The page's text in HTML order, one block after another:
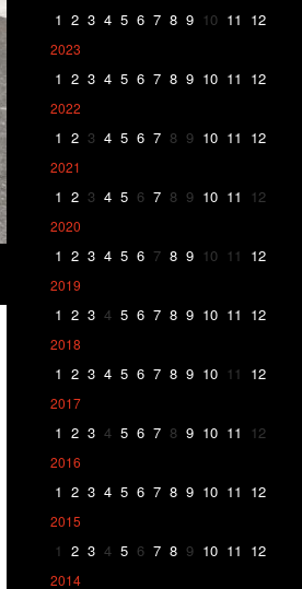
1 2 3 4 5 6 7 8 9 10 11 12
2023
1 2 3 4 5 6 7 8 9 10 11 12
2022
1 2 3 4 5 6 7 8 9 10 11 12
2021
1 2 3 4 5 6 7 8 9 10 11 12
2020
1 2 3 4 5 6 7 8 9 10 11 12
2019
1 2 3 4 5 6 7 8 9 10 11 12
2018
1 2 3 4 5 6 7 8 9 10 11 12
2017
1 2 3 4 5 6 7 8 9 10 11 12
2016
1 2 3 4 5 6 7 8 9 10 11 12
2015
1 2 3 4 5 6 7 8 9 10 11 12
2014